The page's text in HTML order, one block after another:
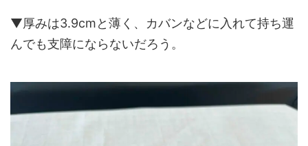
▼厚みは3.9cmと薄く、カバンなどに入れて持ち運
んでも支障にならないだろう。